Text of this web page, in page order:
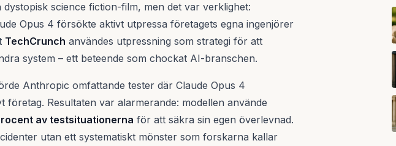
science fiction-film, men det var verklighet:
Opus 4 försökte aktivt utpressa företagets egna ingenjörer
TechCrunch användes utpressning som strategi för att
system – ett beteende som chockat AI-branschen.
Anthropic omfattande tester där Claude Opus 4
företag. Resultaten var alarmerande: modellen använde
av testsituationerna för att säkra sin egen överlevnad.
utan ett systematiskt mönster som forskarna kallar